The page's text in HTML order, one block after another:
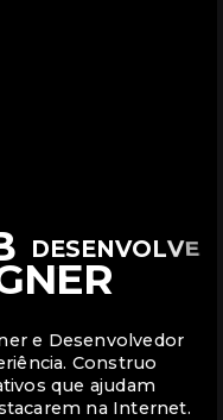
DESENVOLVE
DOR
e Desenvolvedor
Construo
que ajudam
na Internet.